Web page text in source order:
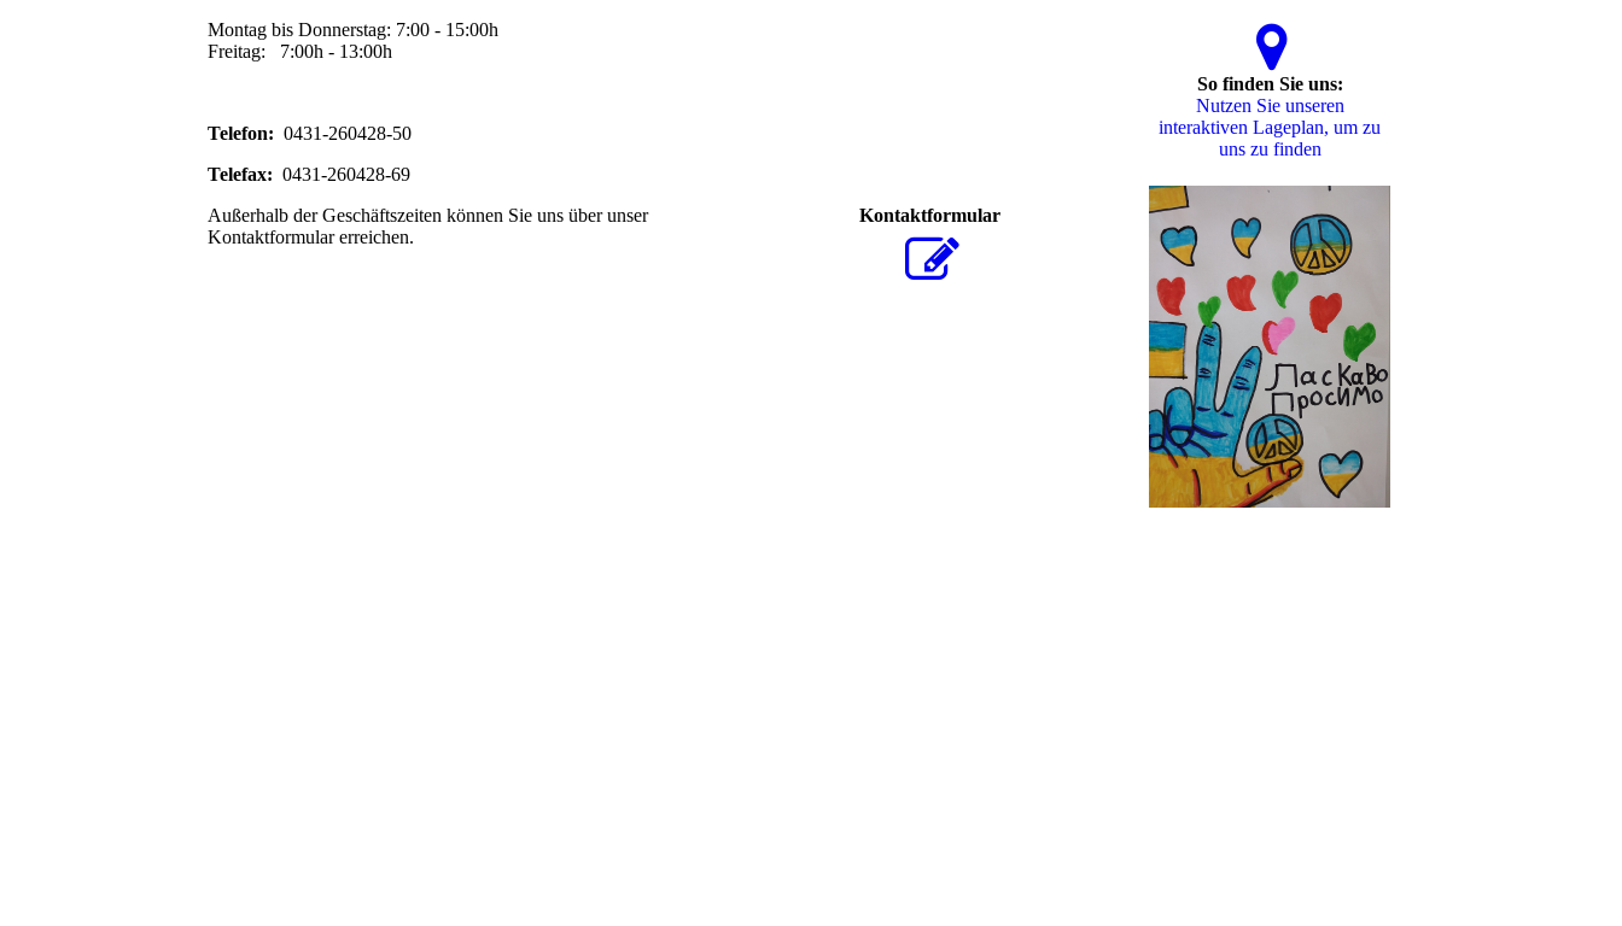
Montag bis Donnerstag: 7:00 - 15:00h
Freitag: 7:00h - 13:00h
Telefon: 0431-260428-50
Telefax: 0431-260428-69
Kontaktformular
Außerhalb der Geschäftszeiten können Sie uns über unser
Kontaktformular erreichen.
So finden Sie uns:
Nutzen Sie unseren
interaktiven La­ge­plan, um zu
uns zu finden